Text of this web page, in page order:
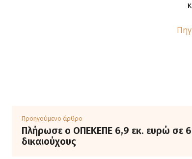
Προηγούμενο άρθρο
Πλήρωσε ο ΟΠΕΚΕΠΕ 6,9 εκ. ευρώ σε
δικαιούχους